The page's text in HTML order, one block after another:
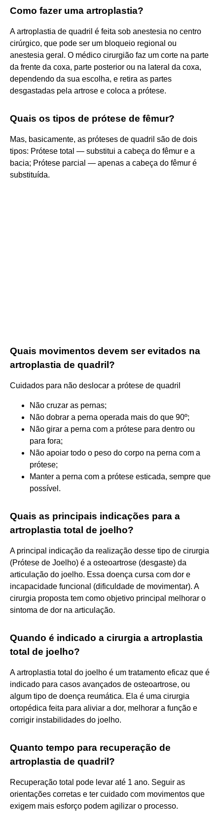
Como fazer uma artroplastia?
A artroplastia de quadril é feita sob anestesia no centro
cirúrgico, que pode ser um bloqueio regional ou
anestesia geral. O médico cirurgião faz um corte na parte
da frente da coxa, parte posterior ou na lateral da coxa,
dependendo da sua escolha, e retira as partes
desgastadas pela artrose e coloca a prótese.
Quais os tipos de prótese de fêmur?
Mas, basicamente, as próteses de quadril são de dois
tipos: Prótese total — substitui a cabeça do fêmur e a
bacia; Prótese parcial — apenas a cabeça do fêmur é
substituída.
Quais movimentos devem ser evitados na
artroplastia de quadril?
Cuidados para não deslocar a prótese de quadril
Não cruzar as pernas;
Não dobrar a perna operada mais do que 90º;
Não girar a perna com a prótese para dentro ou
para fora;
Não apoiar todo o peso do corpo na perna com a
prótese;
Manter a perna com a prótese esticada, sempre que
possível.
Quais as principais indicações para a
artroplastia total de joelho?
A principal indicação da realização desse tipo de cirurgia
(Prótese de Joelho) é a osteoartrose (desgaste) da
articulação do joelho. Essa doença cursa com dor e
incapacidade funcional (dificuldade de movimentar). A
cirurgia proposta tem como objetivo principal melhorar o
sintoma de dor na articulação.
Quando é indicado a cirurgia a artroplastia
total de joelho?
A artroplastia total do joelho é um tratamento eficaz que é
indicado para casos avançados de osteoartrose, ou
algum tipo de doença reumática. Ela é uma cirurgia
ortopédica feita para aliviar a dor, melhorar a função e
corrigir instabilidades do joelho.
Quanto tempo para recuperação de
artroplastia de quadril?
Recuperação total pode levar até 1 ano. Seguir as
orientações corretas e ter cuidado com movimentos que
exigem mais esforço podem agilizar o processo.